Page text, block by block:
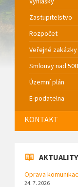
Zastupitelstvo
Rozpočet
Veřejné zakázky
Smlouvy nad
Územní plán
E-podatelna
KONTAKT
AKTUALITY
Oprava
24. 7. 2026